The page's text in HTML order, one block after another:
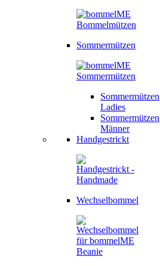
Sommermützen
Sommermützen
Ladies
Sommermützen
Männer
Handgestrickt
Wechselbommel